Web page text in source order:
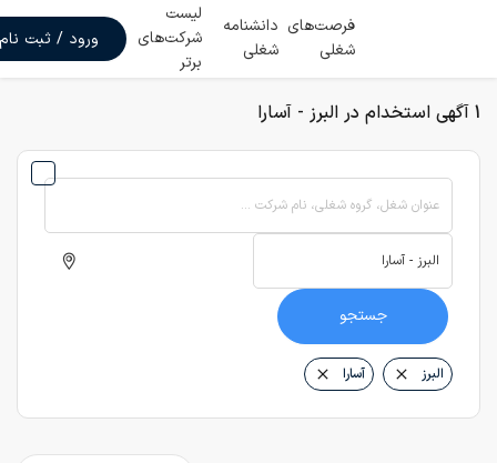
فرصت‌های
شغلی
دانشنامه
شغلی
لیست
شرکت‌های
برتر
ورود / ثبت نام
1 آگهی استخدام در البرز - آسارا
عنوان شغل، گروه شغلی، نام شرکت ...
جستجو
البرز آسارا